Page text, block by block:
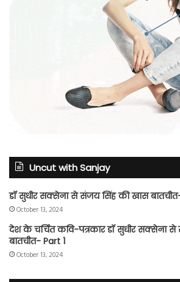
Uncut with Sanjay
डॉ सुधीर सक्सेना से संजय सिंह की खास
October 13, 2024
देश के चर्चित कवि-पत्रकार डॉ सुधीर सक्सेना
बातचीत- Part 1
October 13, 2024